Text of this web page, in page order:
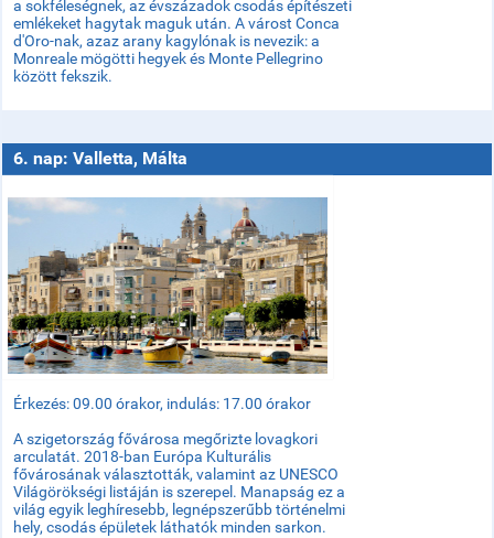
a sokféleségnek, az évszázadok csodás építészeti
emlékeket hagytak maguk után. A várost Conca
d'Oro-nak, azaz arany kagylónak is nevezik: a
Monreale mögötti hegyek és Monte Pellegrino
között fekszik.
6. nap: Valletta, Málta
Érkezés: 09.00 órakor, indulás: 17.00 órakor
A szigetország fővárosa megőrizte lovagkori
arculatát. 2018-ban Európa Kulturális
fővárosának választották, valamint az UNESCO
Világörökségi listáján is szerepel. Manapság ez a
világ egyik leghíresebb, legnépszerűbb történelmi
hely, csodás épületek láthatók minden sarkon.